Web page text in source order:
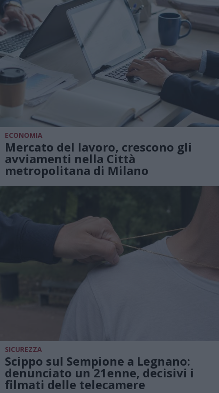
ECONOMIA
Mercato del lavoro, crescono gli
avviamenti nella Città
metropolitana di Milano
SICUREZZA
Scippo sul Sempione a Legnano:
denunciato un 21enne, decisivi i
filmati delle telecamere